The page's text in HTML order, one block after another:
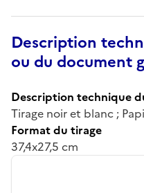
Description
ou du document
Description technique
Tirage noir et blanc ;
Format du tirage
37,4x27,5 cm